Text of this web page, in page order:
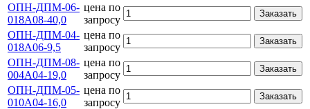
ОПН-ДПМ-06-
018А08-40,0
цена по
запросу
Заказать
ОПН-ДПМ-04-
018А06-9,5
цена по
запросу
Заказать
ОПН-ДПМ-08-
004А04-19,0
цена по
запросу
Заказать
ОПН-ДПМ-05-
010А04-16,0
цена по
запросу
Заказать